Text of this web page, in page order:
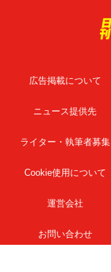
広告掲載について
ニュース提供先
ライター・執筆者募集
Cookie使用について
運営会社
お問い合わせ